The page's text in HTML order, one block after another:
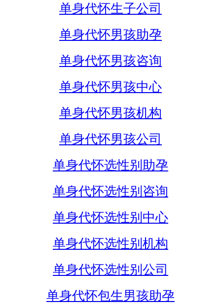
单身代怀生子公司
单身代怀男孩助孕
单身代怀男孩咨询
单身代怀男孩中心
单身代怀男孩机构
单身代怀男孩公司
单身代怀选性别助孕
单身代怀选性别咨询
单身代怀选性别中心
单身代怀选性别机构
单身代怀选性别公司
单身代怀包生男孩助孕